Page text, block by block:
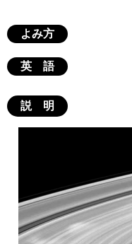
よみ方
英 語
説 明